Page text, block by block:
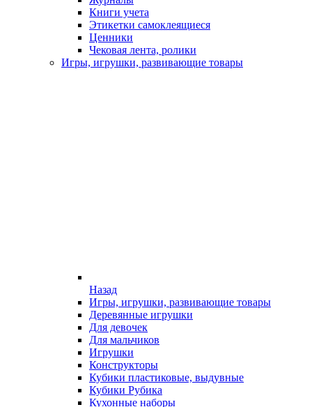
Книги учета
Этикетки самоклеящиеся
Ценники
Чековая лента, ролики
Игры, игрушки, развивающие товары
Назад
Игры, игрушки, развивающие товары
Деревянные игрушки
Для девочек
Для мальчиков
Игрушки
Конструкторы
Кубики пластиковые, выдувные
Кубики Рубика
Кухонные наборы